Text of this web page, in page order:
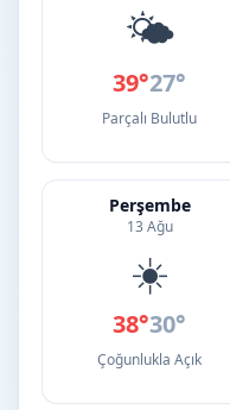
🌤️
39°27°
Parçalı Bulutlu
Perşembe
13 Ağu
☀️
38°30°
Çoğunlukla Açık